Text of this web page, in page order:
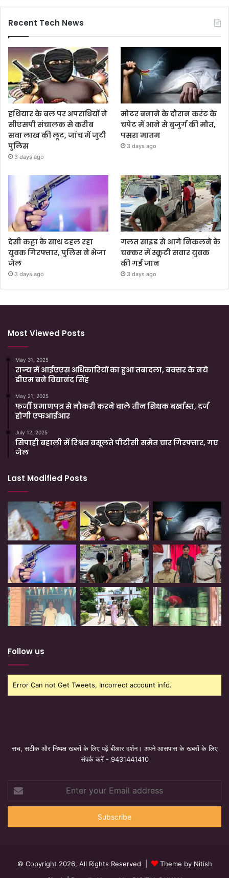
Recent Tech News
हथियार के बल पर अपराधियों ने
सीएसपी संचालक से करीब
सवा लाख की लूट, जांच में जुटी
पुलिस
3 days ago
मोटर बनाने के दौरान करंट के
चपेट में आने से बुजुर्ग की मौत,
पसरा मातम
3 days ago
देसी कट्टा के साथ टहल रहा
युवक गिरफ्तार, पुलिस ने भेजा
जेल
3 days ago
गलत साइड से आगे निकलने के
चक्कर में स्कूटी सवार युवक
की गई जान
3 days ago
Most Viewed Posts
May 31, 2025
राज्य में आईएएस अधिकारियों का हुआ तबादला, बक्सर के नये
डीएम बने विद्यानंद सिंह
May 21, 2025
फर्जी प्रमाणपत्र से नौकरी करने वाले तीन शिक्षक बर्खास्त, दर्ज
होगी एफआईआर
July 12, 2025
सिपाही बहाली में रिश्वत वसूलते पीटीसी समेत चार गिरफ्तार, गए
जेल
Last Modified Posts
Follow us
Error Can not Get Tweets, Incorrect account info.
सच, सटीक और निष्पक्ष खबरों के लिए पढ़ें बीआर दर्शन। अपने आसपास के खबरों के लिए
संपर्क करें - 9431441410
your
Email
© Copyright 2026, All Rights Reserved |
Theme by Nitish